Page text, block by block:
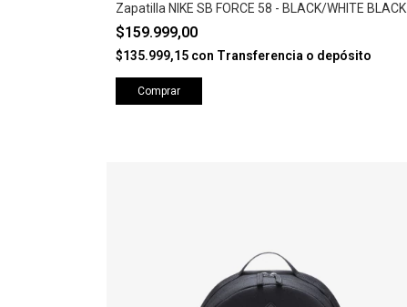
Zapatilla NIKE SB FORCE 58 - BLACK/WHITE BLACK
$159.999,00
$135.999,15 con Transferencia o depósito
Comprar